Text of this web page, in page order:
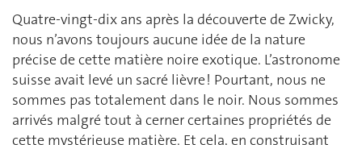
Quatre-vingt-dix ans après la découverte de Zwicky,
nous n’avons toujours aucune idée de la nature
précise de cette matière noire exotique. L’astronome
suisse avait levé un sacré lièvre ! Pourtant, nous ne
sommes pas totalement dans le noir. Nous sommes
arrivés malgré tout à cerner certaines propriétés de
cette mystérieuse matière. Et cela, en construisant